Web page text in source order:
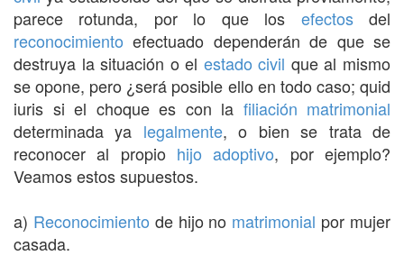
parece rotunda, por lo que los efectosdel
reconocimiento efectuado dependerán de que se
destruya la situación o el estado civil que al mismo
se opone, pero ¿será posible ello en todo caso; quid
iuris si el choque es con la filiación matrimonial
determinada ya legalmente, o bien se trata de
reconocer al propio hijo adoptivo, por ejemplo?
Veamos estos supuestos.
a) Reconocimiento de hijo no matrimonial por mujer
casada.